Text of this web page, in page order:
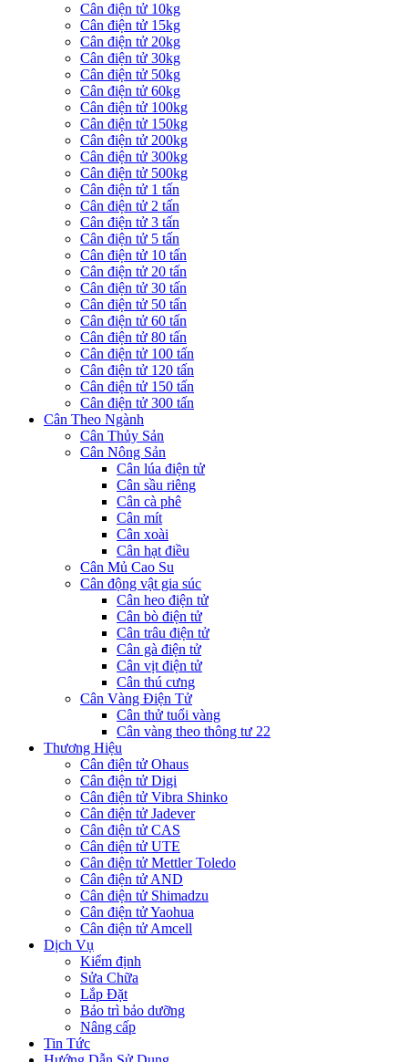
Cân điện tử 10kg
Cân điện tử 15kg
Cân điện tử 20kg
Cân điện tử 30kg
Cân điện tử 50kg
Cân điện tử 60kg
Cân điện tử 100kg
Cân điện tử 150kg
Cân điện tử 200kg
Cân điện tử 300kg
Cân điện tử 500kg
Cân điện tử 1 tấn
Cân điện tử 2 tấn
Cân điện tử 3 tấn
Cân điện tử 5 tấn
Cân điện tử 10 tấn
Cân điện tử 20 tấn
Cân điện tử 30 tấn
Cân điện tử 50 tấn
Cân điện tử 60 tấn
Cân điện tử 80 tấn
Cân điện tử 100 tấn
Cân điện tử 120 tấn
Cân điện tử 150 tấn
Cân điện tử 300 tấn
Cân Theo Ngành
Cân Thủy Sản
Cân Nông Sản
Cân lúa điện tử
Cân sầu riêng
Cân cà phê
Cân mít
Cân xoài
Cân hạt điều
Cân Mủ Cao Su
Cân động vật gia súc
Cân heo điện tử
Cân bò điện tử
Cân trâu điện tử
Cân gà điện tử
Cân vịt điện tử
Cân thú cưng
Cân Vàng Điện Tử
Cân thử tuổi vàng
Cân vàng theo thông tư 22
Thương Hiệu
Cân điện tử Ohaus
Cân điện tử Digi
Cân điện tử Vibra Shinko
Cân điện tử Jadever
Cân điện tử CAS
Cân điện tử UTE
Cân điện tử Mettler Toledo
Cân điện tử AND
Cân điện tử Shimadzu
Cân điện tử Yaohua
Cân điện tử Amcell
Dịch Vụ
Kiểm định
Sửa Chữa
Lắp Đặt
Bảo trì bảo dưỡng
Nâng cấp
Tin Tức